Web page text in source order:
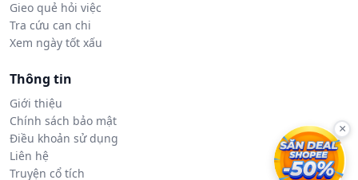
Gieo quẻ hỏi việc
Tra cứu can chi
Xem ngày tốt xấu
Thông tin
Giới thiệu
Chính sách bảo mật
Điều khoản sử dụng
Liên hệ
Truyện cổ tích
×